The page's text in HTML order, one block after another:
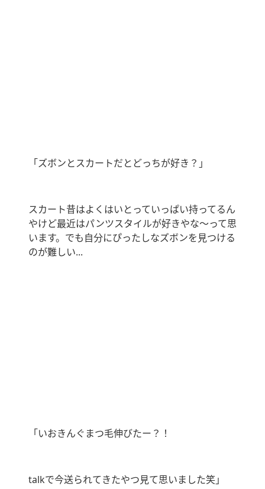
「ズボンとスカートだとどっちが好き？｣
スカート昔はよくはいとっていっぱい持ってるん
やけど最近はパンツスタイルが好きやな〜って思
います。でも自分にぴったしなズボンを見つける
のが難しい...
「いおきんぐまつ毛伸びたー？！
talkで今送られてきたやつ見て思いました笑｣